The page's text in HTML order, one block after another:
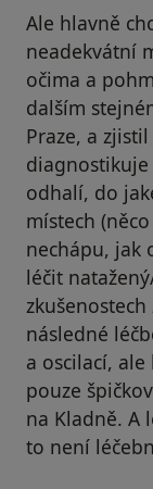
Ale hlavně
neadekvátní
očima a
dalším
Praze, a
odhalí, do
místech
nechápu, jak
léčit
následné
a oscilací,
pouze
na Kladně. A
to není